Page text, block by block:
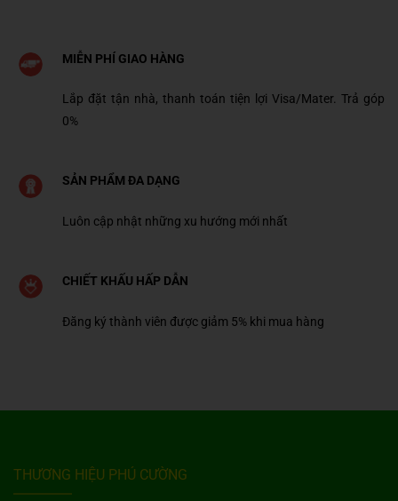
MIỄN PHÍ GIAO HÀNG
Lắp đặt tận nhà, thanh toán tiện lợi Visa/Mater. Trả góp
0%
SẢN PHẨM ĐA DẠNG
Luôn cập nhật những xu hướng mới nhất
CHIẾT KHẤU HẤP DẪN
Đăng ký thành viên được giảm 5% khi mua hàng
THƯƠNG HIỆU PHÚ CƯỜNG